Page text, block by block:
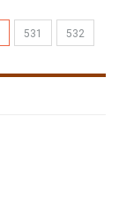
531 532